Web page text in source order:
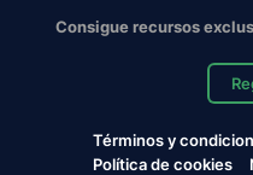
Consigue recursos
Términos y
Política de cookies